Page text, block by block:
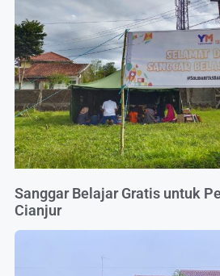
Sanggar Belajar Gratis untuk
Cianjur